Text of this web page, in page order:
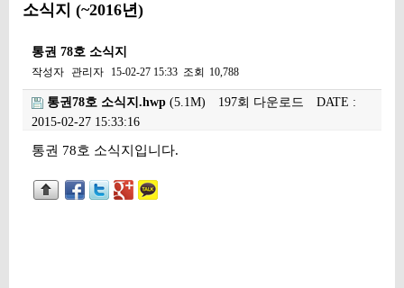
소식지 (~2016년)
통권 78호 소식지
작성자 관리자 15-02-27 15:33 조회 10,788
통권78호 소식지.hwp (5.1M) 197회 다운로드
DATE :
2015-02-27 15:33:16
본문
통권 78호 소식지입니다.